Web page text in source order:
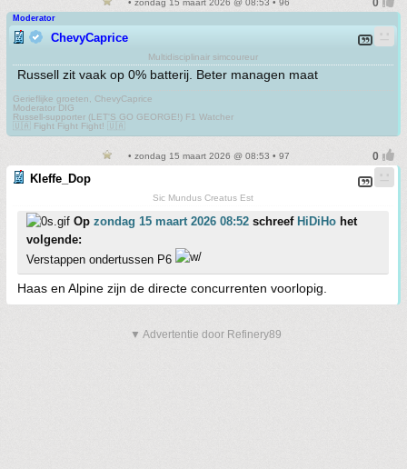
• zondag 15 maart 2026 @ 08:53 • 96
Moderator
ChevyCaprice
Multidisciplinair simcoureur
Russell zit vaak op 0% batterij. Beter managen maat
Gerieflijke groeten, ChevyCaprice
Moderator DIG
Russell-supporter (LET'S GO GEORGE!) F1 Watcher
🇺🇦 Fight Fight Fight! 🇺🇦
• zondag 15 maart 2026 @ 08:53 • 97
Kleffe_Dop
Sic Mundus Creatus Est
Op zondag 15 maart 2026 08:52 schreef HiDiHo het
volgende:
Verstappen ondertussen P6
Haas en Alpine zijn de directe concurrenten voorlopig.
▼ Advertentie door Refinery89